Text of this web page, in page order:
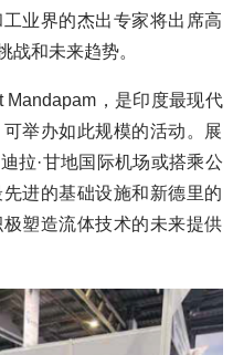
业界的杰出专家将出席高
战和未来趋势。
Mandapam，是印度最现代
举办如此规模的活动。展
拉·甘地国际机场或搭乘公
进的基础设施和新德里的
塑造流体技术的未来提供